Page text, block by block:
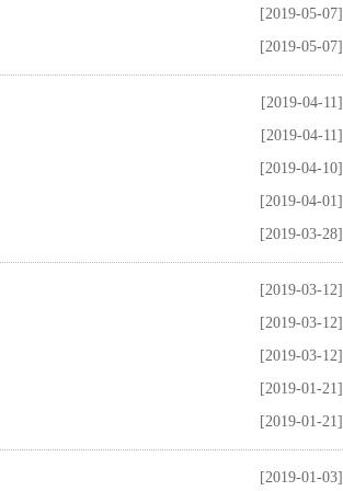
[2019-05-07]
[2019-05-07]
[2019-04-11]
[2019-04-11]
[2019-04-10]
[2019-04-01]
[2019-03-28]
[2019-03-12]
[2019-03-12]
[2019-03-12]
[2019-01-21]
[2019-01-21]
[2019-01-03]